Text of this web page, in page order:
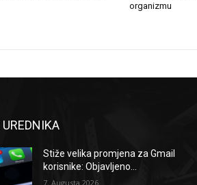
organizmu
UREDNIKA
Stiže velika promjena za Gmail
korisnike: Objavljeno...
7. Augusta 2026.